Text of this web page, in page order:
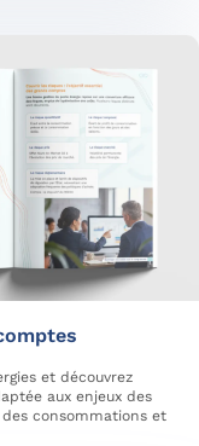
et découvrez
aux enjeux des
consommations et